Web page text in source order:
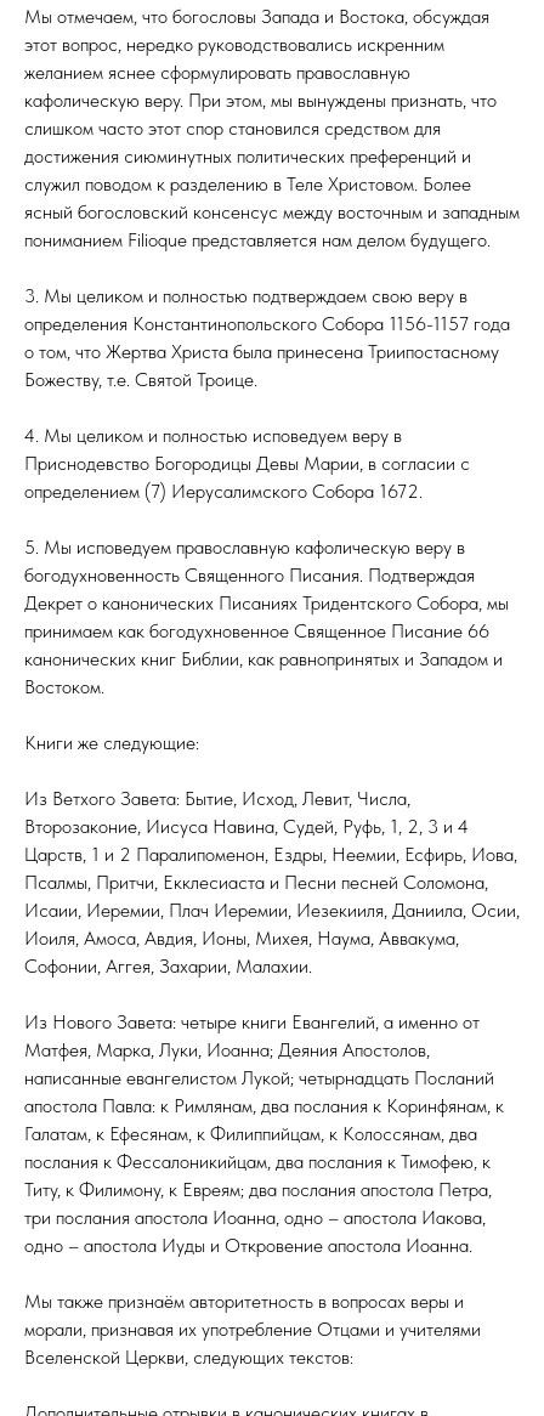
Мы отмечаем, что богословы Запада и Востока, обсуждая
этот вопрос, нередко руководствовались искренним
желанием яснее сформулировать православную
кафолическую веру. При этом, мы вынуждены признать, что
слишком часто этот спор становился средством для
достижения сиюминутных политических преференций и
служил поводом к разделению в Теле Христовом. Более
ясный богословский консенсус между восточным и западным
пониманием Filioque представляется нам делом будущего.
3. Мы целиком и полностью подтверждаем свою веру в
определения Константинопольского Собора 1156-1157 года
о том, что Жертва Христа была принесена Триипостасному
Божеству, т.е. Святой Троице.
4. Мы целиком и полностью исповедуем веру в
Приснодевство Богородицы Девы Марии, в согласии с
определением (7) Иерусалимского Собора 1672.
5. Мы исповедуем православную кафолическую веру в
богодухновенность Священного Писания. Подтверждая
Декрет о канонических Писаниях Тридентского Собора, мы
принимаем как богодухновенное Священное Писание 66
канонических книг Библии, как равнопринятых и Западом и
Востоком.
Книги же следующие:
Из Ветхого Завета: Бытие, Исход, Левит, Числа,
Второзаконие, Иисуса Навина, Судей, Руфь, 1, 2, 3 и 4
Царств, 1 и 2 Паралипоменон, Ездры, Неемии, Есфирь, Иова,
Псалмы, Притчи, Екклесиаста и Песни песней Соломона,
Исаии, Иеремии, Плач Иеремии, Иезекииля, Даниила, Осии,
Иоиля, Амоса, Авдия, Ионы, Михея, Наума, Аввакума,
Софонии, Аггея, Захарии, Малахии.
Из Нового Завета: четыре книги Евангелий, а именно от
Матфея, Марка, Луки, Иоанна; Деяния Апостолов,
написанные евангелистом Лукой; четырнадцать Посланий
апостола Павла: к Римлянам, два послания к Коринфянам, к
Галатам, к Ефесянам, к Филиппийцам, к Колоссянам, два
послания к Фессалоникийцам, два послания к Тимофею, к
Титу, к Филимону, к Евреям; два послания апостола Петра,
три послания апостола Иоанна, одно – апостола Иакова,
одно – апостола Иуды и Откровение апостола Иоанна.
Мы также признаём авторитетность в вопросах веры и
морали, признавая их употребление Отцами и учителями
Вселенской Церкви, следующих текстов: